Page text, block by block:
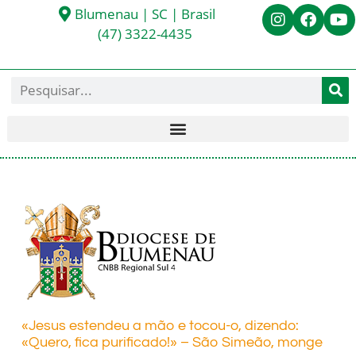
Blumenau | SC | Brasil
(47) 3322-4435
«Jesus estendeu a mão e tocou-o, dizendo:
«Quero, fica purificado!» – São Simeão, monge